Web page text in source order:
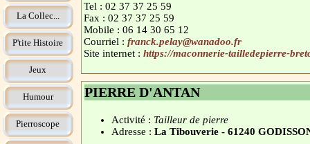
La Collec...
P'tite Histoire
Jeux
Humour
Pierroscope
Tel : 02 37 37 25 59
Fax : 02 37 37 25 59
Mobile : 06 14 30 65 12
Courriel : franck.pelay@wanadoo.fr
Site internet : https://maconnerie-tailledepierre-
PIERRE D'ANTAN
Activité : Tailleur de pierre
Adresse : La Tibouverie - 61240